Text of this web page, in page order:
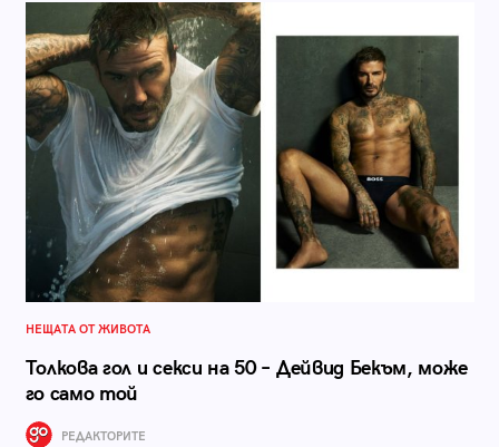
НЕЩАТА ОТ ЖИВОТА
Толкова гол и секси на 50 – Дейвид Бекъм, може
го само той
РЕДАКТОРИТЕ